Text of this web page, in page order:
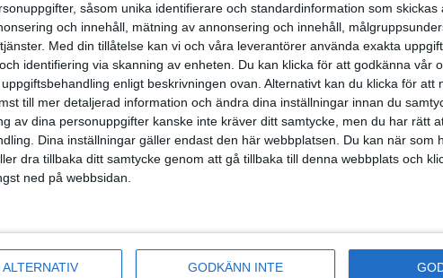
såsom unika identifierare och standardinformation som skickas
och innehåll, mätning av annonsering och innehåll,
Med din tillåtelse kan vi och våra leverantörer använda exakta
identifiering via skanning av enheten. Du kan klicka för att godkänna vår
enligt beskrivningen ovan. Alternativt kan du klicka för att
till mer detaljerad information och ändra dina inställningar innan du
av dina personuppgifter kanske inte kräver ditt samtycke, men du har rätt
Dina inställningar gäller endast den här webbplatsen. Du kan när som
dra tillbaka ditt samtycke genom att gå tillbaka till denna webbplats och
ned på webbsidan.
GODKÄNN INTE